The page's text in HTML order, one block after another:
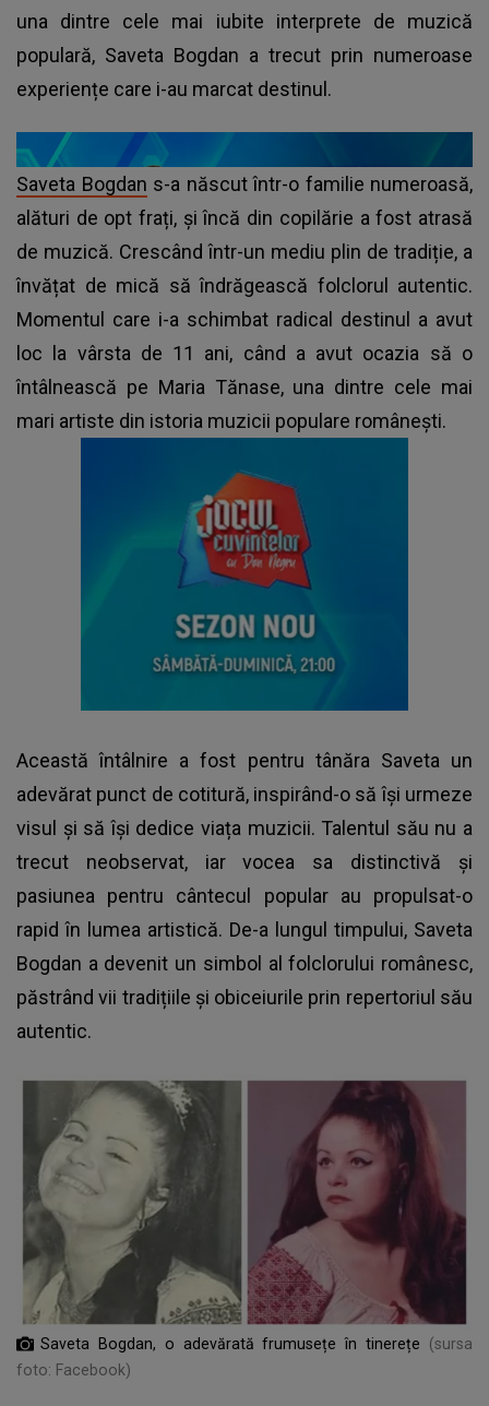
una dintre cele mai iubite interprete de muzică
populară, Saveta Bogdan a trecut prin numeroase
experiențe care i-au marcat destinul.
Saveta Bogdan s-a născut într-o familie numeroasă,
alături de opt frați, și încă din copilărie a fost atrasă
de muzică. Crescând într-un mediu plin de tradiție, a
învățat de mică să îndrăgească folclorul autentic.
Momentul care i-a schimbat radical destinul a avut
loc la vârsta de 11 ani, când a avut ocazia să o
întâlnească pe Maria Tănase, una dintre cele mai
mari artiste din istoria muzicii populare românești.
Această întâlnire a fost pentru tânăra Saveta un
adevărat punct de cotitură, inspirând-o să își urmeze
visul și să își dedice viața muzicii. Talentul său nu a
trecut neobservat, iar vocea sa distinctivă și
pasiunea pentru cântecul popular au propulsat-o
rapid în lumea artistică. De-a lungul timpului, Saveta
Bogdan a devenit un simbol al folclorului românesc,
păstrând vii tradițiile și obiceiurile prin repertoriul său
autentic.
Saveta Bogdan, o adevărată frumusețe în tinerețe
(sursa
foto: Facebook)